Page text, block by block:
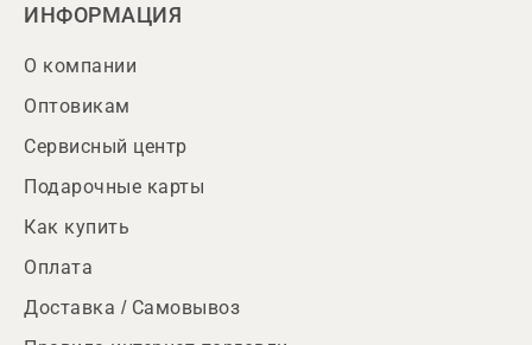
ИНФОРМАЦИЯ
О компании
Оптовикам
Сервисный центр
Подарочные карты
Как купить
Оплата
Доставка / Самовывоз